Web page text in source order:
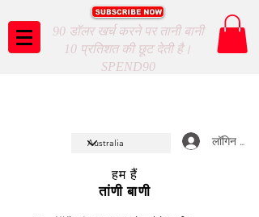
90 डॉलर खर्च करने पर तानी बानी
10 प्रतिशत की छूट देती है।
SPEND90
लॉगिन करें
हम हैं
तांणी बाणी